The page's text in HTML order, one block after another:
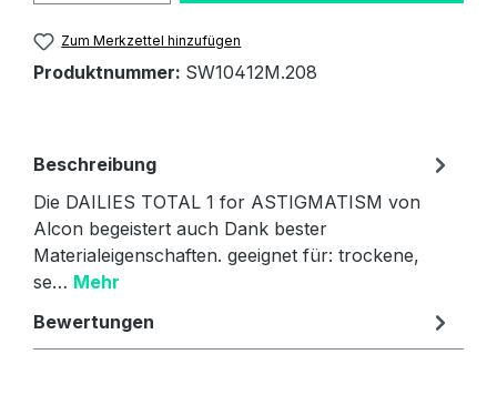
Zum Merkzettel hinzufügen
Produktnummer: SW10412M.208
Beschreibung
Die DAILIES TOTAL 1 for ASTIGMATISM von
Alcon begeistert auch Dank bester
Materialeigenschaften. geeignet für: trockene,
se… Mehr
Bewertungen